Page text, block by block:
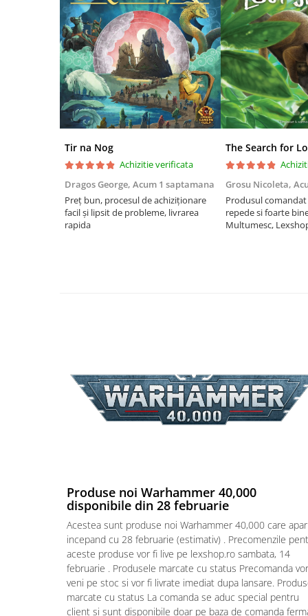
Riftbound singles
Gundam TCG
Puzzle 1000 piese
Accesorii pentru puzzle
Puzzle 3000 piese
Puzzle 1500 piese
Puzzle 20 piese
Puzzle 60 piese
Puzzle 4 in 1
4D Cityscape Time Puzzle
Puzzle 180 piese
Puzzle 70 piese
Puzzle cu 100 piese
Puzzle cu 200 piese
Puzzle 2 in 1
Puzzle 1000 piese panorama
Tir na Nog
Achizitie verificata
Dragos George, Acum 1 saptamana
Preț bun, procesul de achiziționare
facil și lipsit de probleme, livrarea
rapida
The Search for
Grosu Nicoleta,
Produsul
repede si foarte
Multumesc,
Produse noi Warhammer 40,000
disponibile din 28 februarie
Acestea sunt produse noi Warhammer 40,000 care apar
incepand cu 28 februarie (estimativ) . Precomenzile
aceste produse vor fi live pe lexshop.ro sambata, 14
februarie . Produsele marcate cu status Precomanda vor
veni pe stoc si vor fi livrate imediat dupa lansare.
marcate cu status La comanda se aduc special pentru
client si sunt disponibile doar pe baza de comanda